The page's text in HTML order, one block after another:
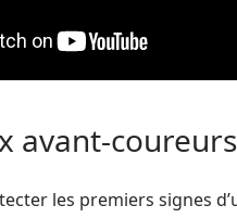
avant-
les premiers signes